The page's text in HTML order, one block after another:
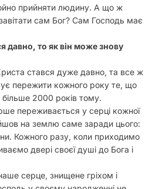
прийняти людину. А що ж
сам Бог? Сам Господь має
давно, то як він може знову
стався дуже давно, та все ж
пережити кожного року те, що
2000 років тому.
переживається у серці кожної
на землю саме заради цього:
Кожного разу, коли приходимо
двері своєї душі до Бога і
серце, знищене гріхом і